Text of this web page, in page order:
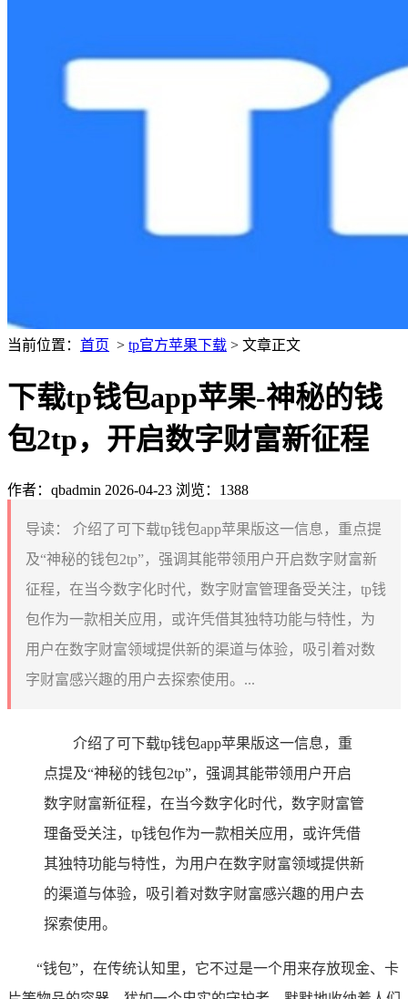
当前位置： 首页 > tp官方苹果下载 > 文章正文
下载tp钱包app苹果-神秘的钱
包2tp，开启数字财富新征程
作者：qbadmin 2026-04-23 浏览：1388
导读：
介绍了可下载tp钱包app苹果版这一信息，重点提
及“神秘的钱包2tp”，强调其能带领用户开启数字财富新
征程，在当今数字化时代，数字财富管理备受关注，tp钱
包作为一款相关应用，或许凭借其独特功能与特性，为
用户在数字财富领域提供新的渠道与体验，吸引着对数
字财富感兴趣的用户去探索使用。...
介绍了可下载tp钱包app苹果版这一信息，重
点提及“神秘的钱包2tp”，强调其能带领用户开启
数字财富新征程，在当今数字化时代，数字财富管
理备受关注，tp钱包作为一款相关应用，或许凭借
其独特功能与特性，为用户在数字财富领域提供新
的渠道与体验，吸引着对数字财富感兴趣的用户去
探索使用。
“钱包”，在传统认知里，它不过是一个用来存放现金、卡